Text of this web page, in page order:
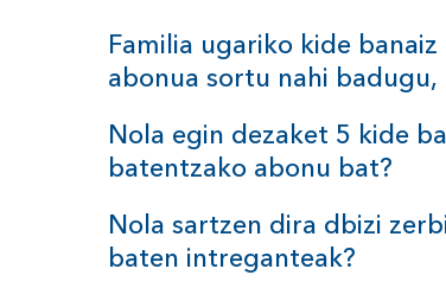
Familia ugariko kide
abonua sortu nahi badugu,
Nola egin dezaket 5 kide
batentzako abonu bat?
Nola sartzen dira dbizi
baten intreganteak?